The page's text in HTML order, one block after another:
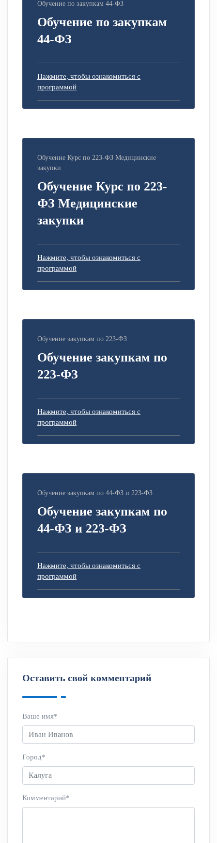
Обучение по закупкам 44-ФЗ
Обучение по закупкам
44-ФЗ
Нажмите, чтобы ознакомиться с
программой
Обучение Курс по 223-ФЗ Медицинские
закупки
Обучение Курс по 223-
ФЗ Медицинские
закупки
Нажмите, чтобы ознакомиться с
программой
Обучение закупкам по 223-ФЗ
Обучение закупкам по
223-ФЗ
Нажмите, чтобы ознакомиться с
программой
Обучение закупкам по 44-ФЗ и 223-ФЗ
Обучение закупкам по
44-ФЗ и 223-ФЗ
Нажмите, чтобы ознакомиться с
программой
Оставить свой комментарий
Ваше имя*
Город*
Комментарий*